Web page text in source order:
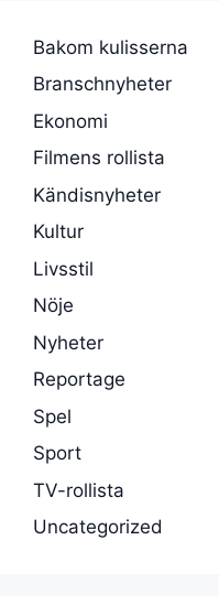
Bakom kulisserna
Branschnyheter
Ekonomi
Filmens rollista
Kändisnyheter
Kultur
Livsstil
Nöje
Nyheter
Reportage
Spel
Sport
TV-rollista
Uncategorized